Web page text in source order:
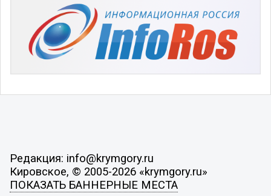
Редакция: info@krymgory.ru
Кировское, © 2005-2026 «krymgory.ru»
ПОКАЗАТЬ БАННЕРНЫЕ МЕСТА